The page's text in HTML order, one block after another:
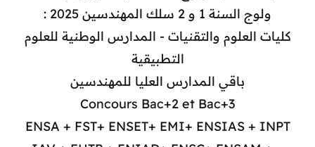
ولوج السنة 1 و 2 سلك المهندسين 2025 :
كليات العلوم والتقنيات - المدارس الوطنية للعلوم
التطبيقية
باقي المدارس العليا للمهندسين
Concours Bac+2 et Bac+3
ENSA + FST+ ENSET+ EMI+ ENSIAS + INPT